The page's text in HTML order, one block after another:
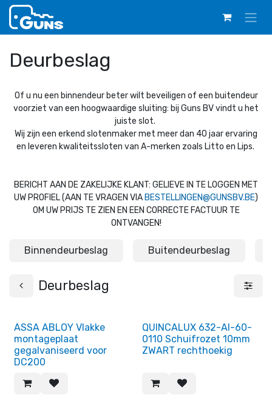
Overslaan naar inhoud
Deurbeslag
Of u nu een binnendeur beter wilt beveiligen of een buitendeur
voorziet van een hoogwaardige sluiting: bij Guns BV vindt u het
juiste slot.
Wij zijn een erkend slotenmaker met meer dan 40 jaar ervaring
en leveren kwaliteitssloten van A-merken zoals Litto en Lips.
BERICHT AAN DE ZAKELIJKE KLANT: GELIEVE IN TE LOGGEN MET
UW PROFIEL (AAN TE VRAGEN VIA BESTELLINGEN@GUNSBV.BE)
OM UW PRIJS TE ZIEN EN EEN CORRECTE FACTUUR TE
ONTVANGEN!
Binnendeurbeslag Buitendeurbeslag
Deurbeslag
ASSA ABLOY Vlakke
montageplaat
gegalvaniseerd voor
DC200
QUINCALUX 632-AI-60-
0110 Schuifrozet 10mm
ZWART rechthoekig